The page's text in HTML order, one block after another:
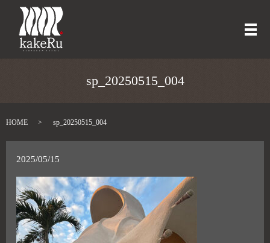
メ
sp_20250515_004
HOME sp_20250515_004
2025/05/15